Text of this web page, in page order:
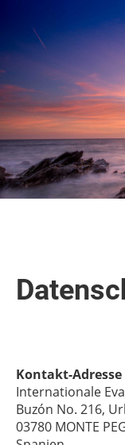
Kontakt-Adresse
Internationale
Buzón No. 216,
03780 MONTE